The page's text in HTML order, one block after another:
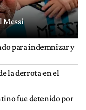
Messi
para indemnizar y
la derrota en el
fue detenido por